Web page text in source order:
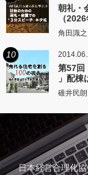
朝礼・
（
角田識
10
第57回
」配棟
碓井民
日本経営合理化